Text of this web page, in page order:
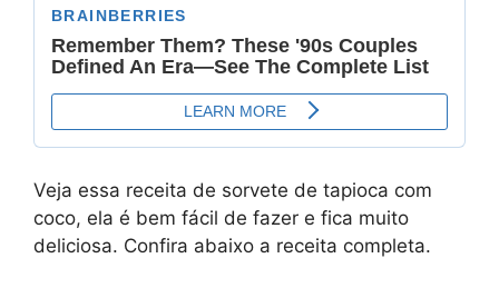
Veja essa receita de sorvete de tapioca com
coco, ela é bem fácil de fazer e fica muito
deliciosa. Confira abaixo a receita completa.